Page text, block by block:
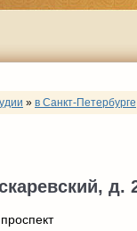
» в Санкт-Петербурге
д.